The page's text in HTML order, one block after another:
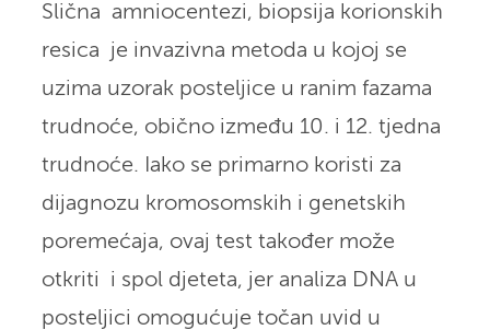
Slična amniocentezi, biopsija korionskih
resica je invazivna metoda u kojoj se
uzima uzorak posteljice u ranim fazama
trudnoće, obično između 10. i 12. tjedna
trudnoće. Iako se primarno koristi za
dijagnozu kromosomskih i genetskih
poremećaja, ovaj test također može
otkriti i spol djeteta, jer analiza DNA u
posteljici omogućuje točan uvid u